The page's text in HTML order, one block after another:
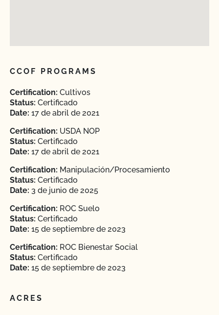
CCOF PROGRAMS
Certification: Cultivos
Status: Certificado
Date: 17 de abril de 2021
Certification: USDA NOP
Status: Certificado
Date: 17 de abril de 2021
Certification: Manipulación/Procesamiento
Status: Certificado
Date: 3 de junio de 2025
Certification: ROC Suelo
Status: Certificado
Date: 15 de septiembre de 2023
Certification: ROC Bienestar Social
Status: Certificado
Date: 15 de septiembre de 2023
ACRES